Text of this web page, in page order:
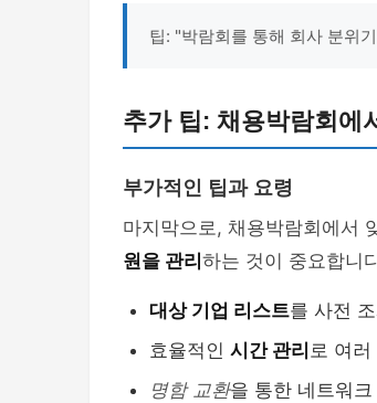
팁: "박람회를 통해 회사 분위
추가 팁: 채용박람회에
부가적인 팁과 요령
마지막으로, 채용박람회에서
원을 관리 하는 것이 중요합니
대상 기업 리스트를 사전
효율적인 시간 관리 로 여러
명함 교환을 통한 네트워크